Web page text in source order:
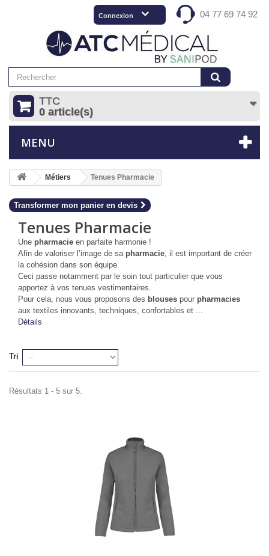
04 77 69 74 92
Connexion
TTC
0 article(s)
MENU
Métiers Tenues Pharmacie
Transformer mon panier en devis
Tenues Pharmacie
Une pharmacie en parfaite harmonie !
Afin de valoriser l’image de sa pharmacie, il est important de créer
la cohésion dans son équipe.
Ceci passe notamment par le soin tout particulier que vous
apportez à vos tenues vestimentaires.
Pour cela, nous vous proposons des blouses pour pharmacies
aux textiles innovants, techniques, confortables et ...
Détails
Tri
Résultats 1 - 5 sur 5.